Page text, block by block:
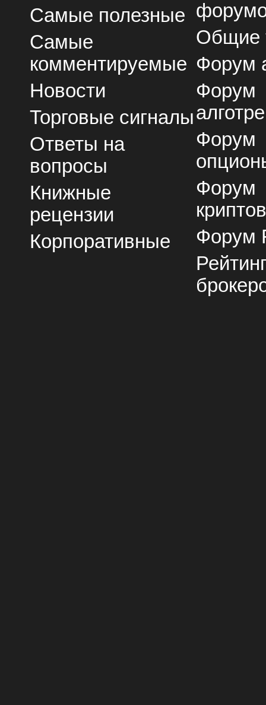
Самые полезные
Самые
комментируемые
Новости
Торговые сигналы
Ответы на
вопросы
Книжные
рецензии
Корпоративные
Общие
Форум
Форум
Форум
Форум
Форум